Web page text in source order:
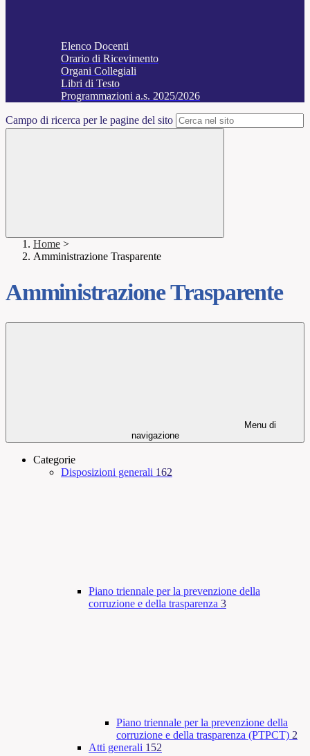
Elenco Docenti
Orario di Ricevimento
Organi Collegiali
Libri di Testo
Programmazioni a.s. 2025/2026
Campo di ricerca per le pagine del sito
Home >
Amministrazione Trasparente
Amministrazione Trasparente
Menu di
navigazione
Categorie
Disposizioni generali 162
Piano triennale per la prevenzione della
corruzione e della trasparenza 3
Piano triennale per la prevenzione della
corruzione e della trasparenza (PTPCT) 2
Atti generali 152